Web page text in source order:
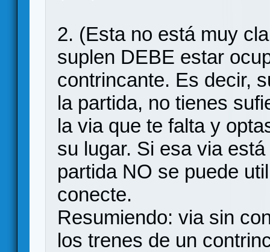
2. (Esta no está muy
suplen DEBE estar
contrincante. Es decir,
la partida, no tienes
la via que te falta y
su lugar. Si esa via
partida NO se puede
conecte.
Resumiendo: via sin
los trenes de un